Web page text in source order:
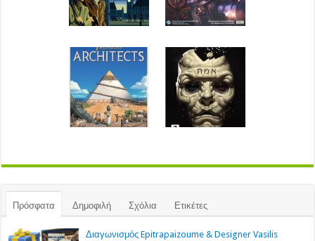
Πρόσφατα Δημοφιλή Σχόλια Ετικέτες
Διαγωνισμός Epitrapaizoume & Designer Vasilis